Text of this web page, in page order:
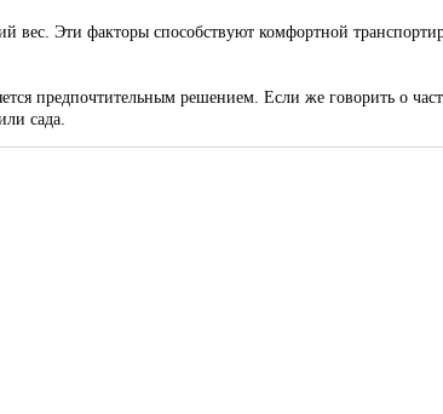
вес. Эти факторы способствуют комфортной
предпочтительным решением. Если же говорить о
сада.